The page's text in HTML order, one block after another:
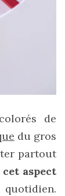
de
du gros
partout
cet aspect